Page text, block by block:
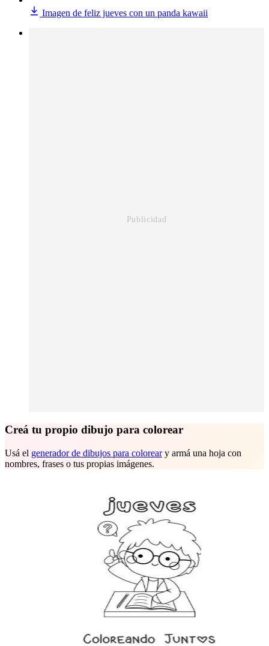
Imagen de feliz jueves con un panda kawaii
Creá tu propio dibujo para colorear
Usá el generador de dibujos para coloreary armá una hoja con
nombres, frases o tus propias imágenes.